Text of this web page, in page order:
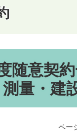
随意契
量・建
ペー